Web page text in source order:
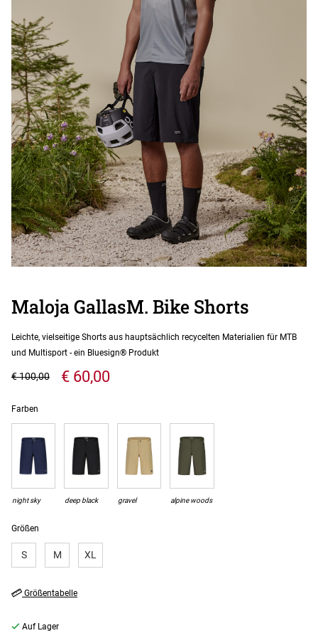
Maloja GallasM. Bike Shorts
Leichte, vielseitige Shorts aus hauptsächlich recycelten Materialien für MTB
und Multisport - ein Bluesign® Produkt
€ 60,00
€ 100,00
Größen
S M XL
Farben
night sky deep black gravel alpine woods
Größentabelle
Auf Lager